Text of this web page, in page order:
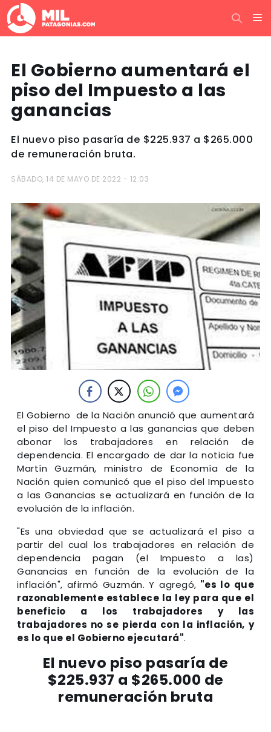
El Gobierno aumentará el
piso del Impuesto a las
ganancias
El nuevo piso pasaría de $225.937 a $265.000
de remuneración bruta.
SÁBADO, 14 DE MAYO DE 2022 - 12:03
El Gobierno de la Nación anunció que aumentará
el piso del Impuesto a las ganancias que deben
abonar los trabajadores en relación de
dependencia. El encargado de dar la noticia fue
Martín Guzmán, ministro de Economía de la
Nación quien comunicó que el piso del Impuesto
a las Ganancias se actualizará en función de la
evolución de la inflación.
"Es una obviedad que se actualizará el piso a
partir del cual los trabajadores en relación de
dependencia pagan (el Impuesto a las)
Ganancias en función de la evolución de la
inflación", afirmó Guzmán. Y agregó, "es lo que
razonablemente establece la ley para que el
beneficio a los trabajadores y las
trabajadores no se pierda con la inflación, y
es lo que el Gobierno ejecutará".
El nuevo piso pasaría de
$225.937 a $265.000 de
remuneración bruta